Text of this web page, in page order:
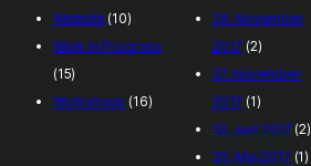
Website (10)
Work In Progress
(15)
Workshops (16)
28. November
2017 (2)
27. November
2017 (1)
12. Juni 2017 (2)
20. Mai 2017 (1)